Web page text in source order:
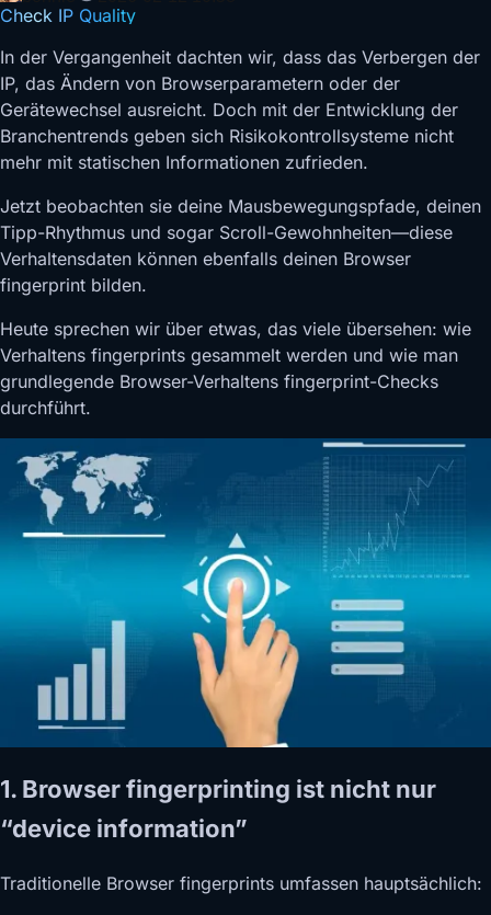
Check IP Quality
In der Vergangenheit dachten wir, dass das Verbergen der
IP, das Ändern von Browserparametern oder der
Gerätewechsel ausreicht. Doch mit der Entwicklung der
Branchentrends geben sich Risikokontrollsysteme nicht
mehr mit statischen Informationen zufrieden.
Jetzt beobachten sie deine Mausbewegungspfade, deinen
Tipp-Rhythmus und sogar Scroll-Gewohnheiten—diese
Verhaltensdaten können ebenfalls deinen Browser
fingerprint bilden.
Heute sprechen wir über etwas, das viele übersehen: wie
Verhaltens fingerprints gesammelt werden und wie man
grundlegende Browser-Verhaltens fingerprint-Checks
durchführt.
1. Browser fingerprinting ist nicht nur
“device information”
Traditionelle Browser fingerprints umfassen hauptsächlich: